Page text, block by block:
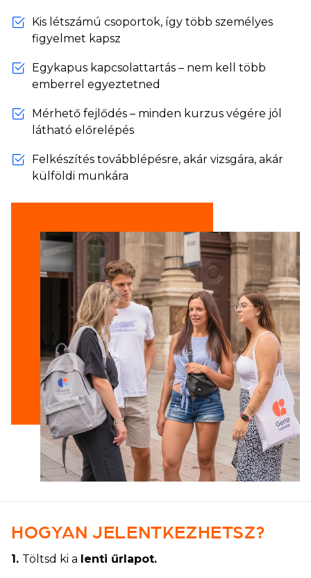
Kis létszámú csoportok, így több személyes
figyelmet kapsz
Egykapus kapcsolattartás – nem kell több
emberrel egyeztetned
Mérhető fejlődés – minden kurzus végére jól
látható előrelépés
Felkészítés továbblépésre, akár vizsgára, akár
külföldi munkára
HOGYAN JELENTKEZHETSZ?
1. Töltsd ki a lenti űrlapot.